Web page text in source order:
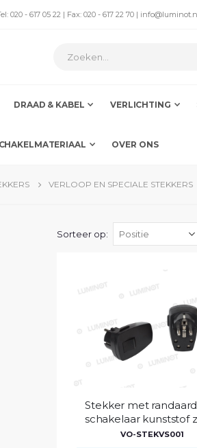
020 - 617 05 22 | Fax: 020 - 617 22 70 |
DRAAD & KABEL VERLICHTING
OVER ONS
VERLOOP EN SPECIALE STEKKERS
Sorteer op
Stekker met
schakelaar kunststof
VO-STEKVS001